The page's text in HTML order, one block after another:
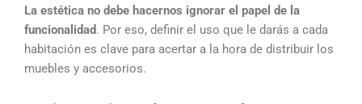
La estética no debe hacernos ignorar el papel de la
funcionalidad. Por eso, definir el uso que le darás a cada
habitación es clave para acertar a la hora de distribuir los
muebles y accesorios.